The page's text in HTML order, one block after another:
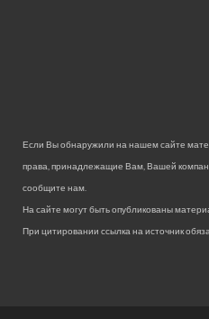
Если Вы обнаружили на нашем сайте
права, принадлежащие Вам, Вашей
сообщите нам.
На сайте могут быть опубликованы
При цитировании ссылка на источник